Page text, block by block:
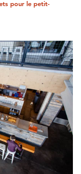
pour le petit-